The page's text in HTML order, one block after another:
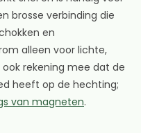
brosse verbinding die
en
alleen voor lichte,
rekening mee dat de
heeft op de hechting;
van magneten.